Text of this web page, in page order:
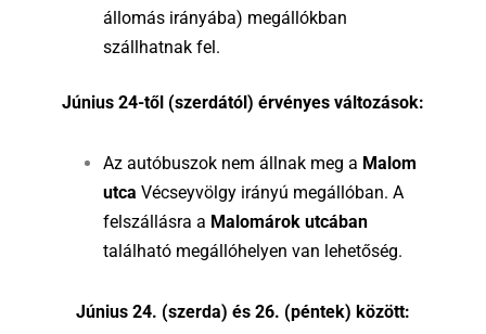
állomás irányába) megállókban
szállhatnak fel.
Június 24-től (szerdától) érvényes változások:
Az autóbuszok nem állnak meg a Malom
utca Vécseyvölgy irányú megállóban. A
felszállásra a Malomárok utcában
található megállóhelyen van lehetőség.
Június 24. (szerda) és 26. (péntek) között: